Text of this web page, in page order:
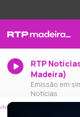
RTP
Madeira)
Emissão em
Notícias